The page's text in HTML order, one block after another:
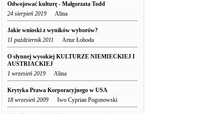
Odwojować kulturę - Małgorzata Todd
24 sierpień 2019 Alina
Jakie wnioski z wyników wyborów?
11 październik 2011 Artur Łoboda
O słynnej wysokiej KULTURZE NIEMIECKIEJ I
AUSTRIACKIEJ
1 wrzesień 2019 Alina
Krytyka Prawa Korporacyjnego w USA
18 wrzesień 2009 Iwo Cyprian Pogonowski